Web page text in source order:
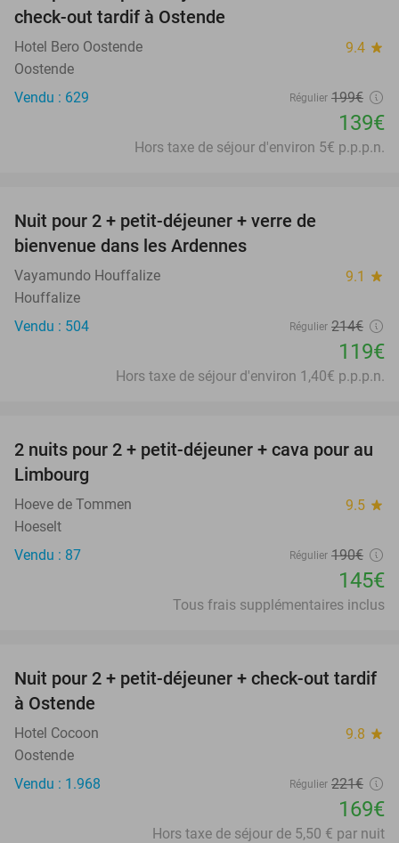
check-out tardif à Ostende
Hotel Bero Oostende 9.4 star
Oostende
Vendu : 629
Régulier 199€
139€
Hors taxe de séjour d'environ 5€ p.p.p.n.
Nuit pour 2 + petit-déjeuner + verre de
bienvenue dans les Ardennes
Vayamundo Houffalize 9.1 star
Houffalize
Vendu : 504
Régulier 214€
119€
Hors taxe de séjour d'environ 1,40€ p.p.p.n.
24%
2 nuits pour 2 + petit-déjeuner + cava pour au
Limbourg
Hoeve de Tommen 9.5 star
Hoeselt
Vendu : 87
Régulier 190€
145€
Tous frais supplémentaires inclus
24%
Nuit pour 2 + petit-déjeuner + check-out tardif
à Ostende
Hotel Cocoon 9.8 star
Oostende
Vendu : 1.968
Régulier 221€
169€
Hors taxe de séjour de 5,50 € par nuit